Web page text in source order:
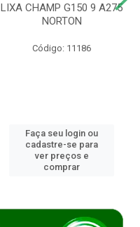
LIXA CHAMP G150 9 A275
NORTON
Código: 11186
Faça seu login ou
cadastre-se para
ver preços e
comprar